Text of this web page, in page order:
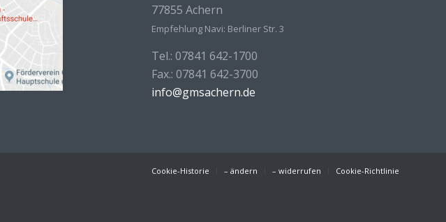
77855 Achern
Empfehlung Navi: Berliner Str. 3
Tel.: 07841 642-1700
Fax.: 07841 642-3700
info@gmsachern.de
Cookie-Historie – ändern – widerrufen Cookie-Richtlinie